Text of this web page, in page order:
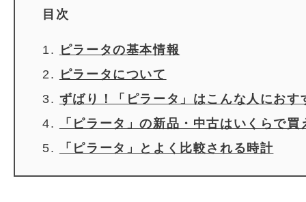
目次
ピラータの基本情報
ピラータについて
ずばり！「ピラータ」はこんな人におす
「ピラータ」の新品・中古はいくらで買
「ピラータ」とよく比較される時計